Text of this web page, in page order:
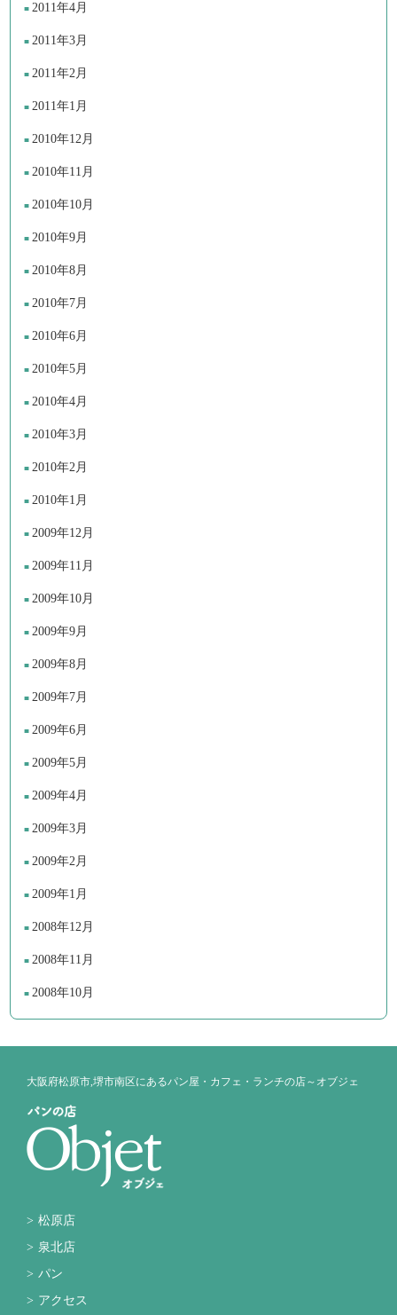
2011年4月
2011年3月
2011年2月
2011年1月
2010年12月
2010年11月
2010年10月
2010年9月
2010年8月
2010年7月
2010年6月
2010年5月
2010年4月
2010年3月
2010年2月
2010年1月
2009年12月
2009年11月
2009年10月
2009年9月
2009年8月
2009年7月
2009年6月
2009年5月
2009年4月
2009年3月
2009年2月
2009年1月
2008年12月
2008年11月
2008年10月
大阪府松原市,堺市南区にあるパン屋・カフェ・ランチの店～オブジェ
松原店
泉北店
パン
アクセス